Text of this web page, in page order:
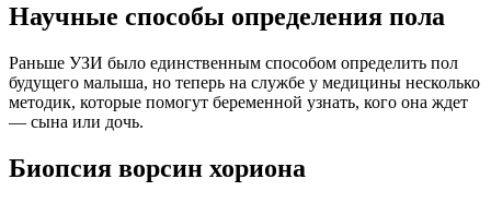
Научные способы определения пола
Раньше УЗИ было единственным способом определить пол
будущего малыша, но теперь на службе у медицины несколько
методик, которые помогут беременной узнать, кого она ждет
— сына или дочь.
Биопсия ворсин хориона